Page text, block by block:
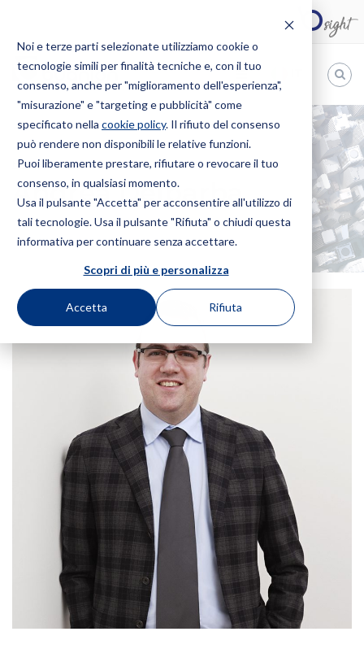
Noi e terze parti selezionate utilizziamo cookie o
tecnologie simili per finalità tecniche e, con il tuo
consenso, anche per "miglioramento dell'esperienza",
"misurazione" e "targeting e pubblicità" come
specificato nella cookie policy. Il rifiuto del consenso
può rendere non disponibili le relative funzioni.
Puoi liberamente prestare, rifiutare o revocare il tuo
consenso, in qualsiasi momento.
Usa il pulsante "Accetta" per acconsentire all'utilizzo di
tali tecnologie. Usa il pulsante "Rifiuta" o chiudi questa
informativa per continuare senza accettare.
Scopri di più e personalizza
Accetta Rifiuta
Bugnion
The
way
HOME PROFESSIONISTI ANDREA DELBARBA
Andrea Delbarba